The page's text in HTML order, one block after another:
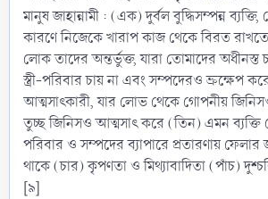
মানুষ জাহান্নামী : (এক) দুর্বল বুদ্ধিসম্পন্ন ব্যক্তি,
কারণে নিজেকে খারাপ কাজ থেকে বিরত
লোক তাদের অন্তর্ভুক্ত, যারা তোমাদের অধীনস্ত
স্ত্রী-পরিবার চায় না এবং সম্পদেরও ভ্রুক্ষেপ
আত্মসাৎকারী, যার লোভ থেকে গোপনীয়
তুচ্ছ জিনিসও আত্মসাৎ করে (তিন) এমন ব্যক্তি
পরিবার ও সম্পদের ব্যাপারে প্রতারণায় ফেলার
থাকে (চার) কৃপণতা ও মিথ্যাবাদিতা (পাঁচ)
[৯]